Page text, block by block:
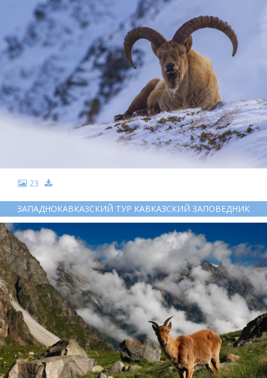
23
ЗАПАДНОКАВКАЗСКИЙ ТУР КАВКАЗСКИЙ ЗАПОВЕДНИК